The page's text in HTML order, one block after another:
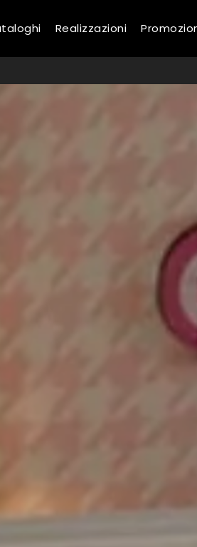
Realizzazioni